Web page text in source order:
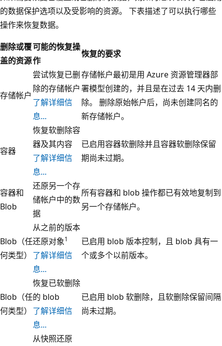
的数据保护选项以及受影响的资源。 下表描述了可以执行哪些
操作来恢复数据。
删除或覆
盖的资源
可能的恢复操
作
恢复的要求
存储帐户
尝试恢复已删
除的存储帐户
了解详细信
息...
存储帐户最初是用 Azure 资源管理器部
署模型创建的，并且是在过去 14 天内删
除。 删除原始帐户后，尚未创建同名的
新存储帐户。
容器
恢复软删除容
器及其内容
了解详细信
息...
已启用容器软删除并且容器软删除保留
期尚未过期。
容器和
Blob
还原另一个存
储帐户中的数
据
所有容器和 blob 操作都已有效地复制到
另一个存储帐户。
Blob（任
何类型）
从之前的版本
还原对象1
了解详细信
息...
已启用 blob 版本控制，且 blob 具有一
个或多个以前版本。
Blob（任
何类型）
恢复已软删除
的 blob
了解详细信
息...
已启用 blob 软删除，且软删除保留间隔
尚未过期。
从快照还原